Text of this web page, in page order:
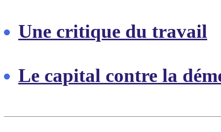
Une critique du travail
Le capital contre la